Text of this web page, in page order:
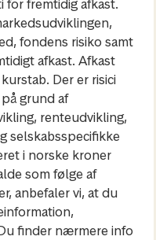
for fremtidig afkast.
fondens risiko samt
afkast. Afkast
Der er risici
grund af
renteudvikling,
selskabsspecifikke
i norske kroner
som følge af
anbefaler vi, at du
finder nærmere info